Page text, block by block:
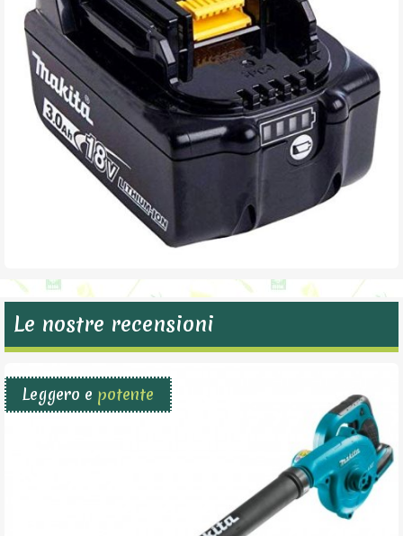
Le nostre recensioni
Leggero e potente